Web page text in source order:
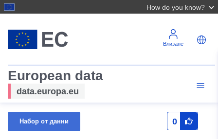
How do you know?
Влизане
European data
data.europa.eu
Набор от данни 0